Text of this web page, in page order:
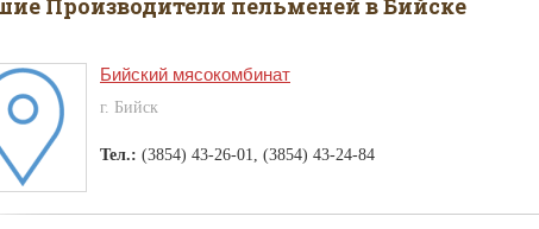
Производители пельменей в Бийске
Бийский мясокомбинат
г. Бийск
Тел.: (3854) 43-26-01, (3854) 43-24-84